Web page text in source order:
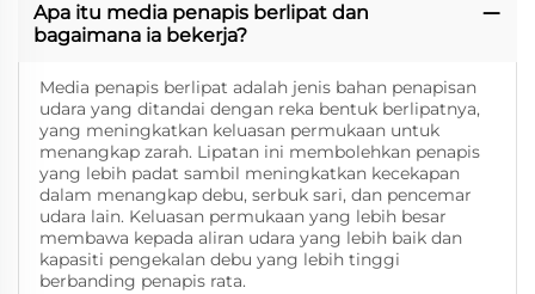
Apa itu media penapis berlipat dan
bagaimana ia bekerja?
Media penapis berlipat adalah jenis bahan penapisan
udara yang ditandai dengan reka bentuk berlipatnya,
yang meningkatkan keluasan permukaan untuk
menangkap zarah. Lipatan ini membolehkan penapis
yang lebih padat sambil meningkatkan kecekapan
dalam menangkap debu, serbuk sari, dan pencemar
udara lain. Keluasan permukaan yang lebih besar
membawa kepada aliran udara yang lebih baik dan
kapasiti pengekalan debu yang lebih tinggi
berbanding penapis rata.